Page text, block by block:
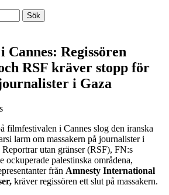
Sök
Regissören
RSF kräver stopp för
i Gaza
filmfestivalen i Cannes slog den iranska
larm om massakern på journalister i
utan gränser (RSF), FN:s
ockuperade palestinska områdena,
från Amnesty International
kräver regissören ett slut på massakern.